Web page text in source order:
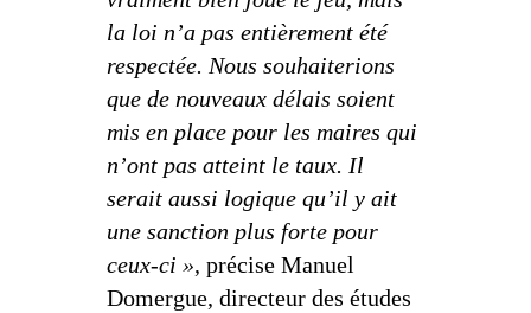
la loi n’a pas entièrement été
respectée. Nous souhaiterions
que de nouveaux délais soient
mis en place pour les maires qui
n’ont pas atteint le taux. Il
serait aussi logique qu’il y ait
une sanction plus forte pour
ceux-ci », précise Manuel
Domergue, directeur des études